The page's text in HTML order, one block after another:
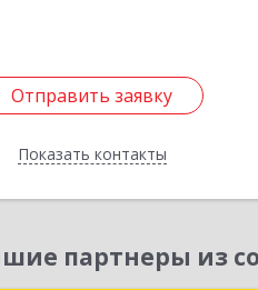
Отправить заявку
Показать контакты
Отправить заявку
Назад
партнеры из